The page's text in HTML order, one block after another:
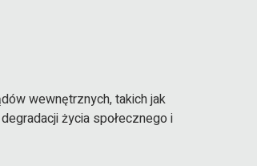
wewnętrznych, takich jak
życia społecznego i